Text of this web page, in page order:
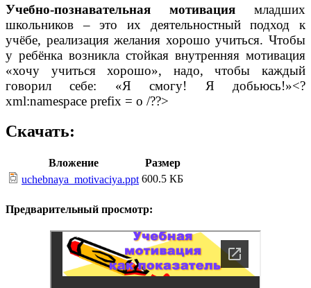
Учебно-познавательная мотивация младших
школьников – это их деятельностный подход к
учёбе, реализация желания хорошо учиться. Чтобы
у ребёнка возникла стойкая внутренняя мотивация
«хочу учиться хорошо», надо, чтобы каждый
говорил себе: «Я смогу! Я добьюсь!»<?
xml:namespace prefix = o /??>
Скачать:
Вложение
Размер
uchebnaya_motivaciya.ppt 600.5 КБ
Предварительный просмотр: